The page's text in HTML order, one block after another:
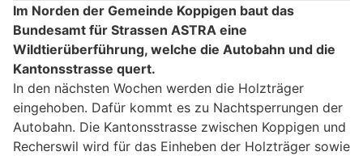
Im Norden der Gemeinde Koppigen baut das
Bundesamt für Strassen ASTRA eine
Wildtierüberführung, welche die Autobahn und die
Kantonsstrasse quert.
In den nächsten Wochen werden die Holzträger
eingehoben. Dafür kommt es zu Nachtsperrungen der
Autobahn. Die Kantonsstrasse zwischen Koppigen und
Recherswil wird für das Einheben der Holzträger sowie